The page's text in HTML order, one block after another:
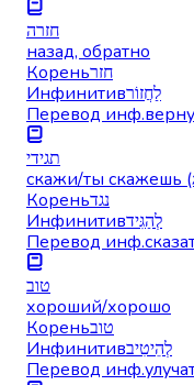
חזרה
назад, обратно
Кореньחזר
Инфинитивלַחֲזוֹר
Перевод инф.
תגידי
скажи/ты скажешь
Кореньנגד
Инфинитивלְהַגִּיד
Перевод инф.
טוב
хороший/хорошо
Кореньטוב
Инфинитивלְהֵיטִיב
Перевод инф.